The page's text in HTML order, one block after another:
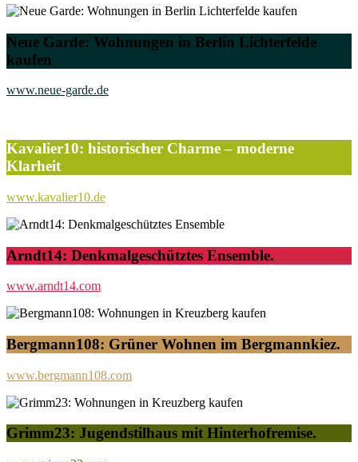
Neue Garde: Wohnungen in Berlin Lichterfelde
kaufen
www.neue-garde.de
Kavalier10: historischer Charme – moderne
Klarheit
www.kavalier10.de
Arndt14: Denkmalgeschütztes Ensemble.
www.arndt14.com
Bergmann108: Grüner Wohnen im Bergmannkiez.
www.bergmann108.com
Grimm23: Jugendstilhaus mit Hinterhofremise.